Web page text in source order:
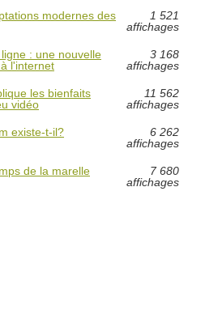
modernes des
1 521
affichages
: une nouvelle
l'internet
3 168
affichages
les bienfaits
vidéo
11 562
affichages
existe-t-il?
6 262
affichages
de la marelle
7 680
affichages